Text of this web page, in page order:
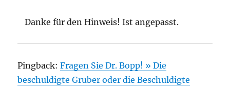
Danke für den Hinweis! Ist angepasst.
Pingback:Fragen Sie Dr. Bopp! » Die
beschuldigte Gruber oder die Beschuldigte